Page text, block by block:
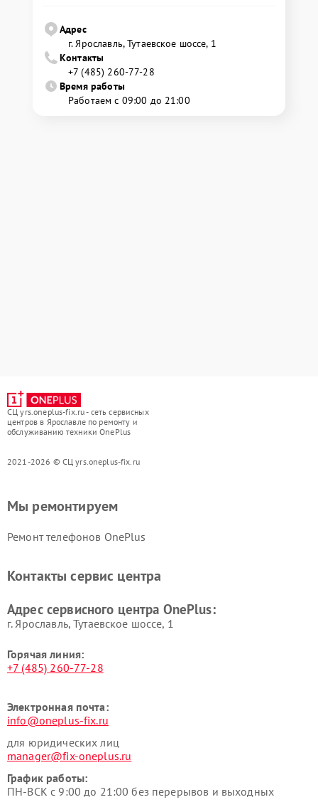
Адрес
г. Ярославль, Тутаевское шоссе, 1
Контакты
+7 (485) 260-77-28
Время работы
Работаем с 09:00 до 21:00
СЦ yrs.oneplus-fix.ru - сеть сервисных
центров в Ярославле по ремонту и
обслуживанию техники OnePlus
2021-2026 © СЦ yrs.oneplus-fix.ru
Мы ремонтируем
Ремонт телефонов OnePlus
Контакты сервис центра
Адрес сервисного центра OnePlus:
г. Ярославль, Тутаевское шоссе, 1
Горячая линия:
+7 (485) 260-77-28
Электронная почта:
info@oneplus-fix.ru
для юридических лиц
manager@fix-oneplus.ru
График работы:
ПН-ВСК с 9:00 до 21:00 без перерывов и выходных